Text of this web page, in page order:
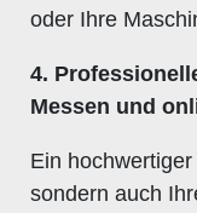
oder Ihre
4.
Messen und
Ein
sondern auch